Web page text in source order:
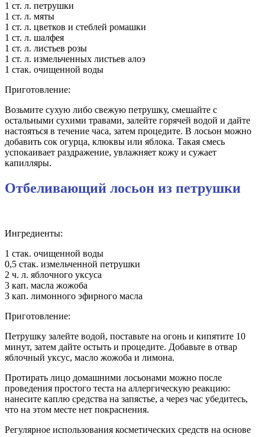
1 ст. л. петрушки
1 ст. л. мяты
1 ст. л. цветков и стеблей ромашки
1 ст. л. шалфея
1 ст. л. листьев розы
1 ст. л. измельченных листьев алоэ
1 стак. очищенной воды
Приготовление:
Возьмите сухую либо свежую петрушку, смешайте с
остальными сухими травами, залейте горячей водой и дайте
настояться в течение часа, затем процедите. В лосьон можно
добавить сок огурца, клюквы или яблока. Такая смесь
успокаивает раздражение, увлажняет кожу и сужает
капилляры.
Отбеливающий лосьон из петрушки
Ингредиенты:
1 стак. очищенной воды
0,5 стак. измельченной петрушки
2 ч. л. яблочного уксуса
3 кап. масла жожоба
3 кап. лимонного эфирного масла
Приготовление:
Петрушку залейте водой, поставьте на огонь и кипятите 10
минут, затем дайте остыть и процедите. Добавьте в отвар
яблочный уксус, масло жожоба и лимона.
Протирать лицо домашними лосьонами можно после
проведения простого теста на аллергическую реакцию:
нанесите каплю средства на запястье, а через час убедитесь,
что на этом месте нет покраснения.
Регулярное использования косметических средств на основе